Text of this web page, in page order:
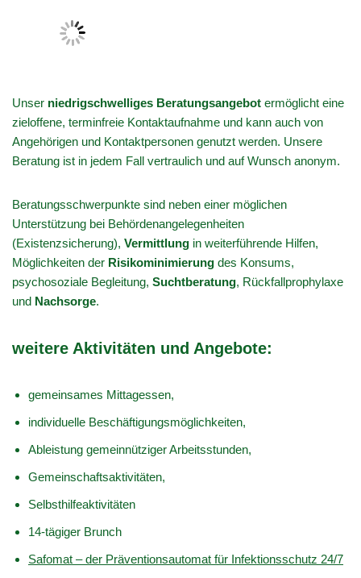
Unser niedrigschwelliges Beratungsangebot ermöglicht eine
zieloffene, terminfreie Kontaktaufnahme und kann auch von
Angehörigen und Kontaktpersonen genutzt werden. Unsere
Beratung ist in jedem Fall vertraulich und auf Wunsch anonym.
Beratungsschwerpunkte sind neben einer möglichen
Unterstützung bei Behördenangelegenheiten
(Existenzsicherung), Vermittlung in weiterführende Hilfen,
Möglichkeiten der Risikominimierung des Konsums,
psychosoziale Begleitung, Suchtberatung, Rückfallprophylaxe
und Nachsorge.
weitere Aktivitäten und Angebote:
gemeinsames Mittagessen,
individuelle Beschäftigungsmöglichkeiten,
Ableistung gemeinnütziger Arbeitsstunden,
Gemeinschaftsaktivitäten,
Selbsthilfeaktivitäten
14-tägiger Brunch
Safomat – der Präventionsautomat für Infektionsschutz 24/7